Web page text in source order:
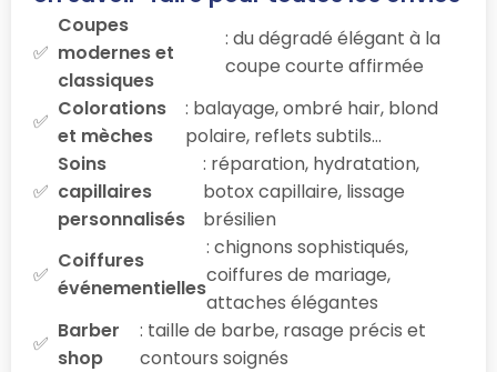
Coupes
modernes et
classiques
: du dégradé élégant à la
coupe courte affirmée
Colorations
et mèches
: balayage, ombré hair, blond
polaire, reflets subtils…
Soins
capillaires
personnalisés
: réparation, hydratation,
botox capillaire, lissage
brésilien
Coiffures
événementielles
: chignons sophistiqués,
coiffures de mariage,
attaches élégantes
Barber
shop
: taille de barbe, rasage précis et
contours soignés